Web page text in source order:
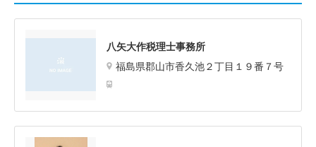
八矢大作税理士事務所
福島県郡山市香久池２丁目１９番７号